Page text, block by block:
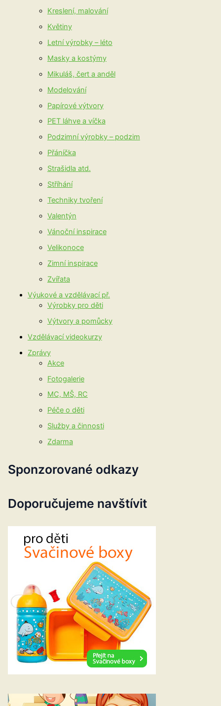
Kreslení, malování
Květiny
Letní výrobky – léto
Masky a kostýmy
Mikuláš, čert a anděl
Modelování
Papírové výtvory
PET láhve a víčka
Podzimní výrobky – podzim
Přáníčka
Strašidla atd.
Stříhání
Techniky tvoření
Valentýn
Vánoční inspirace
Velikonoce
Zimní inspirace
Zvířata
Výukové a vzdělávací př.
Výrobky pro děti
Výtvory a pomůcky
Vzdělávací videokurzy
Zprávy
Akce
Fotogalerie
MC, MŠ, RC
Péče o děti
Služby a činnosti
Zdarma
Sponzorované odkazy
Doporučujeme navštívit